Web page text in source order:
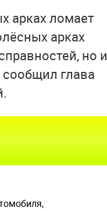
арках ломает
арках
но и
глава